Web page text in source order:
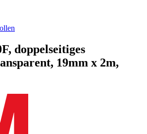
doppelseitiges
19mm x 2m,